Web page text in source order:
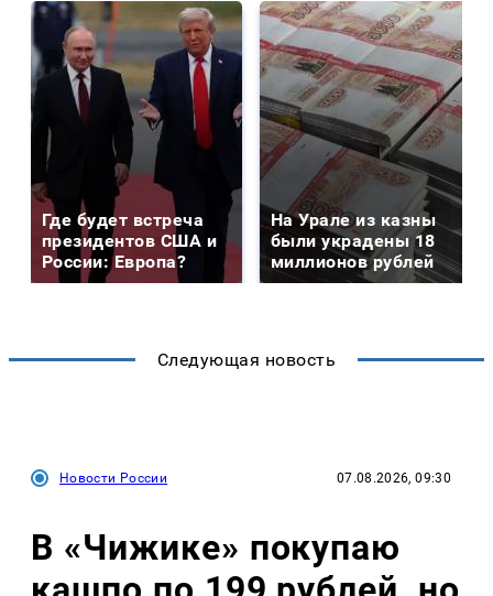
Где будет встреча
президентов США и
России: Европа?
На Урале из казны
были украдены 18
миллионов рублей
Следующая новость
Новости России 07.08.2026, 09:30
В «Чижике» покупаю